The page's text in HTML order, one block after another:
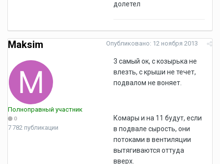
долетел
Maksim
Полноправный участник
0
7 782 публикации
Опубликовано: 12 ноября 2013
3 самый ок, с козырька не
влезть, с крыши не течет,
подвалом не воняет.
Комары и на 11 будут, если
в подвале сырость, они
потоками в вентиляции
вытягиваются оттуда
вверх.